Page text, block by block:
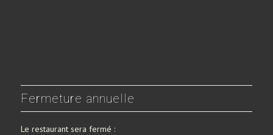
Fermeture annuelle
Le restaurant sera fermé :